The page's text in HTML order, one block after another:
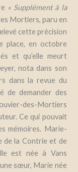
« Supplément à la
Mortiers, paru en
cette précision
place, en octobre
et qu’elle meurt
nota dans son
dans la revue du
de demander des
des-Mortiers
Ce qui pouvait
mémoires. Marie-
de la Contrie et de
est née à Vans
une sœur, Marie née